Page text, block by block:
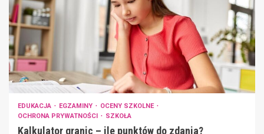
EDUKACJA EGZAMINY
OCENY SZKOLNE
OCHRONA PRYWATNOŚCI
SZKOŁA
Kalkulator granic – ile punktów do zdania?